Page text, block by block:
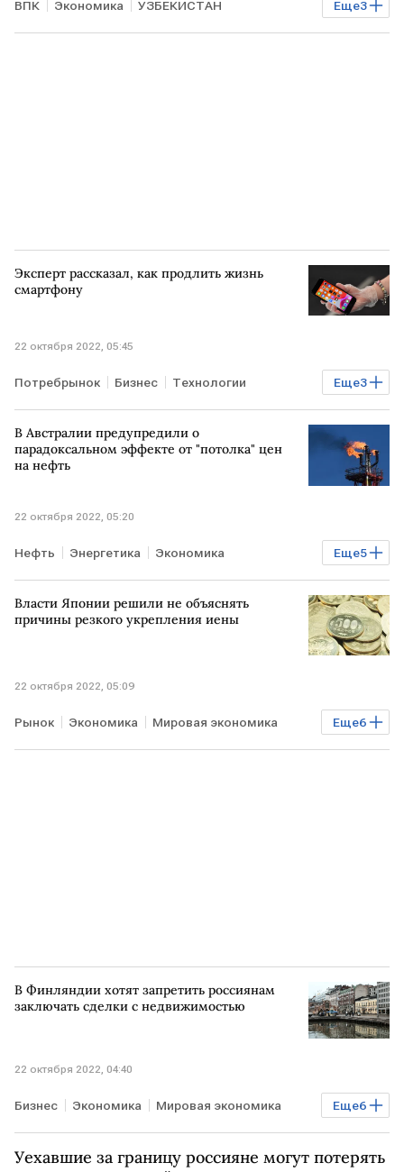
Еще3
ВПК Экономика УЗБЕКИСТАН
Минобороны РФ склад взрыв
Эксперт рассказал, как продлить жизнь
смартфону
22 октября 2022, 05:45
Еще3
Потребрынок Бизнес Технологии
смартфоны экспертное мнение Мегафон
В Австралии предупредили о
парадоксальном эффекте от "потолка" цен
на нефть
22 октября 2022, 05:20
Еще5
Нефть Энергетика Экономика
Мировая экономика ЗАПАД
санкции против РФ рост цен
Власти Японии решили не объяснять
причины резкого укрепления иены
22 октября 2022, 05:09
Еще6
Рынок Экономика Мировая экономика
ЯПОНИЯ курс иены Банк Японии
В Финляндии хотят запретить россиянам
заключать сделки с недвижимостью
22 октября 2022, 04:40
Еще6
Бизнес Экономика Мировая экономика
Недвижимость ФИНЛЯНДИЯ
Уехавшие за границу россияне могут потерять